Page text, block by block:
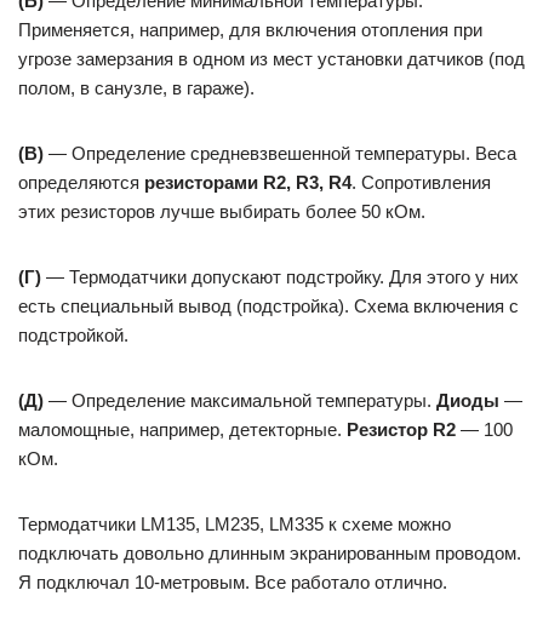
Применяется, например, для включения отопления при
угрозе замерзания в одном из мест установки датчиков (под
полом, в санузле, в гараже).
(В) — Определение средневзвешенной температуры. Веса
определяются резисторами R2, R3, R4. Сопротивления
этих резисторов лучше выбирать более 50 кОм.
(Г) — Термодатчики допускают подстройку. Для этого у них
есть специальный вывод (подстройка). Схема включения с
подстройкой.
(Д) — Определение максимальной температуры. Диоды —
маломощные, например, детекторные. Резистор R2 — 100
кОм.
Термодатчики LM135, LM235, LM335 к схеме можно
подключать довольно длинным экранированным проводом.
Я подключал 10-метровым. Все работало отлично.